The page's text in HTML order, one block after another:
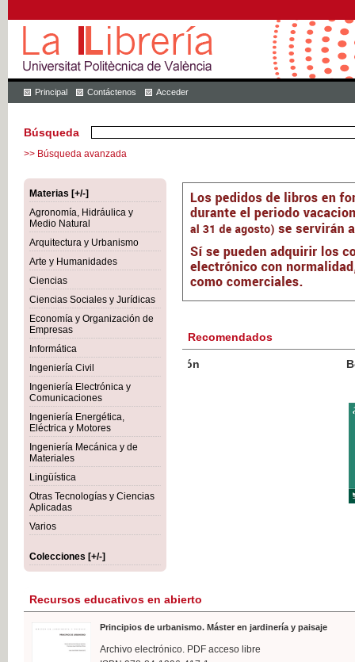
Principal Contáctenos Acceder
Búsqueda
>> Búsqueda avanzada
Materias [+/-]
Agronomía, Hidráulica y
Medio Natural
Arquitectura y Urbanismo
Arte y Humanidades
Ciencias
Ciencias Sociales y Jurídicas
Economía y Organización de
Empresas
Informática
Ingeniería Civil
Ingeniería Electrónica y
Comunicaciones
Ingeniería Energética,
Eléctrica y Motores
Ingeniería Mecánica y de
Materiales
Lingüística
Otras Tecnologías y Ciencias
Aplicadas
Varios
Colecciones [+/-]
Recomendados
Botánica Agroalimentaria
Recursos educativos en abierto
Principios de urbanismo. Máster en jardinería y paisaje
Archivo electrónico. PDF acceso libre